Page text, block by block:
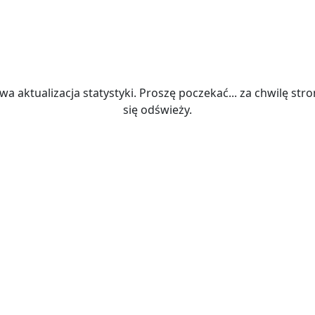
aktualizacja statystyki. Proszę poczekać... za chwilę
się odświeży.